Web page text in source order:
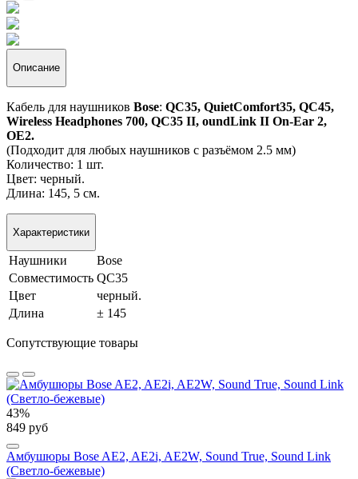
Описание
Кабель для наушников Bose: QC35, QuietComfort35, QC45,
Wireless Headphones 700, QC35 II, oundLink II On-Ear 2,
OE2.
(Подходит для любых наушников с разъёмом 2.5 мм)
Количество: 1 шт.
Цвет: черный.
Длина: 145, 5 см.
Характеристики
Наушники
Bose
Совместимость QC35
Цвет
черный.
Длина
± 145
Сопутствующие товары
43%
849 руб
Амбушюры Bose AE2, AE2i, AE2W, Sound True, Sound Link
(Светло-бежевые)